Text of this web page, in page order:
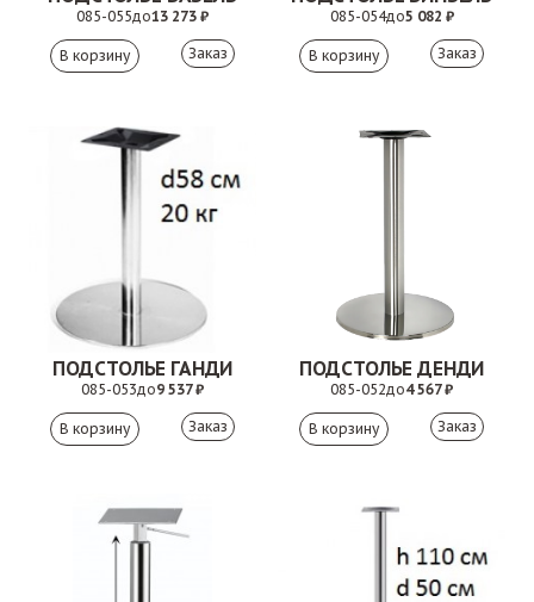
085-055до13 273 ₽
Заказ
085-054до5 082 ₽
Заказ
ПОДСТОЛЬЕ ГАНДИ
085-053до9 537 ₽
Заказ
ПОДСТОЛЬЕ ДЕНДИ
085-052до4 567 ₽
Заказ